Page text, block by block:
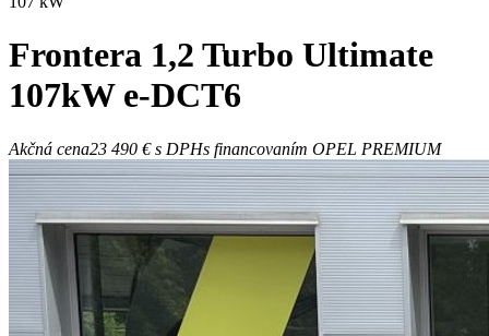
Frontera 1,2 Turbo Ultimate
107kW e-DCT6
Akčná cena23 490 €s DPHs financovaním OPEL PREMIUM